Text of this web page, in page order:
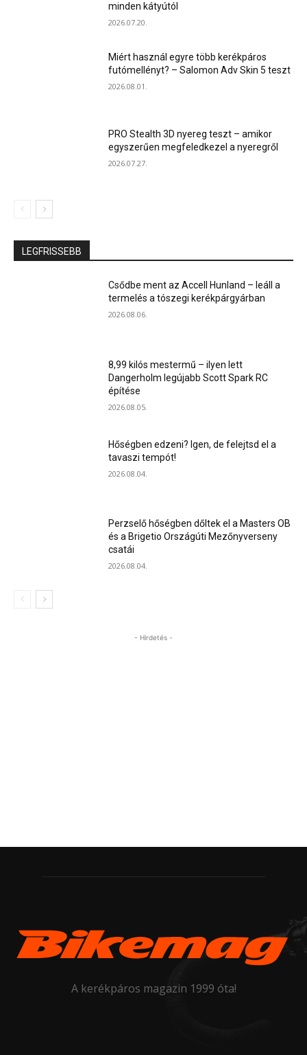
minden kátyútól
2026.07.20.
Miért használ egyre több kerékpáros
futómellényt? – Salomon Adv Skin 5 teszt
2026.08.01.
PRO Stealth 3D nyereg teszt – amikor
egyszerűen megfeledkezel a nyeregről
2026.07.27.
LEGFRISSEBB
Csődbe ment az Accell Hunland – leáll a
termelés a tószegi kerékpárgyárban
2026.08.06.
8,99 kilós mestermű – ilyen lett
Dangerholm legújabb Scott Spark RC
építése
2026.08.05.
Hőségben edzeni? Igen, de felejtsd el a
tavaszi tempót!
2026.08.04.
Perzselő hőségben dőltek el a Masters OB
és a Brigetio Országúti Mezőnyverseny
csatái
2026.08.04.
- Hirdetés -
A kerékpáros magazin 1999 óta!